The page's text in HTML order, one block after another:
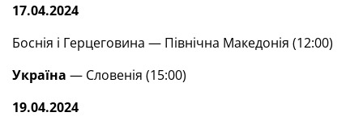
17.04.2024
Боснія і Герцеговина — Північна Македонія (12:00)
Україна — Словенія (15:00)
19.04.2024